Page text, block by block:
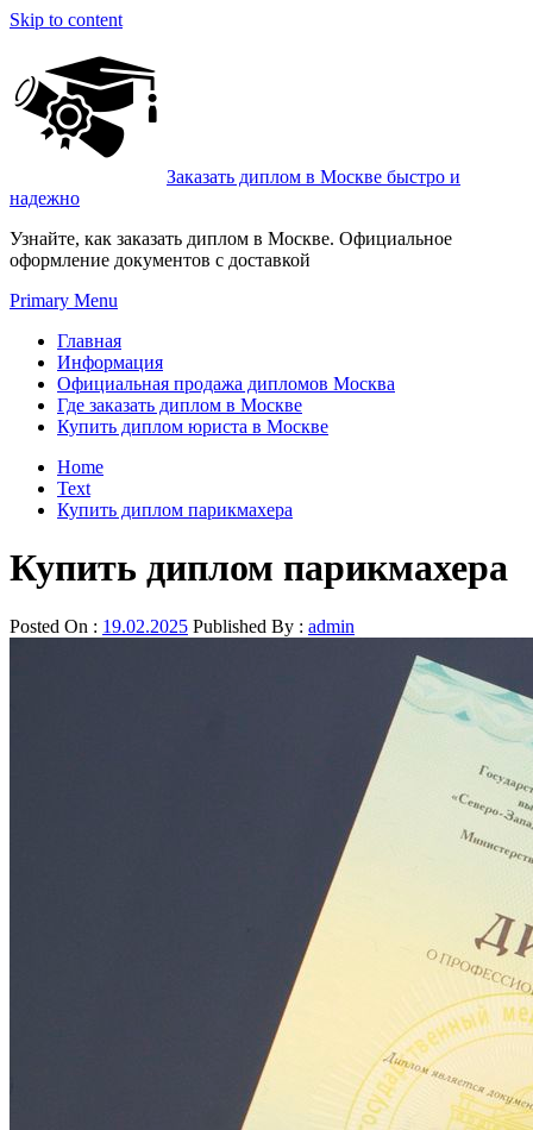
Skip to content
Заказать диплом в Москве быстро и
надежно
Узнайте, как заказать диплом в Москве. Официальное
оформление документов с доставкой
Primary Menu
Главная
Информация
Официальная продажа дипломов Москва
Где заказать диплом в Москве
Купить диплом юриста в Москве
Home
Text
Купить диплом парикмахера
Купить диплом парикмахера
Posted On : 19.02.2025 Published By : admin